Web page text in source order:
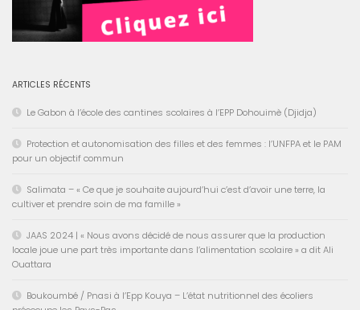
ARTICLES RÉCENTS
Le Gabon à l’école des cantines scolaires à l’EPP Dohouimè (Djidja)
Protection et autonomisation des filles et des femmes : l’UNFPA et le PAM
pour un objectif commun
Salimata – « Ce que je souhaite aujourd’hui c’est d’avoir une terre, la
cultiver et prendre soin de ma famille »
JAAS 2024 | « Nous avons décidé de nous assurer que la production
locale joue une part très importante dans l’alimentation scolaire » a dit Ali
Ouattara
Boukoumbé / Pnasi à l’Epp Kouya – L’état nutritionnel des écoliers